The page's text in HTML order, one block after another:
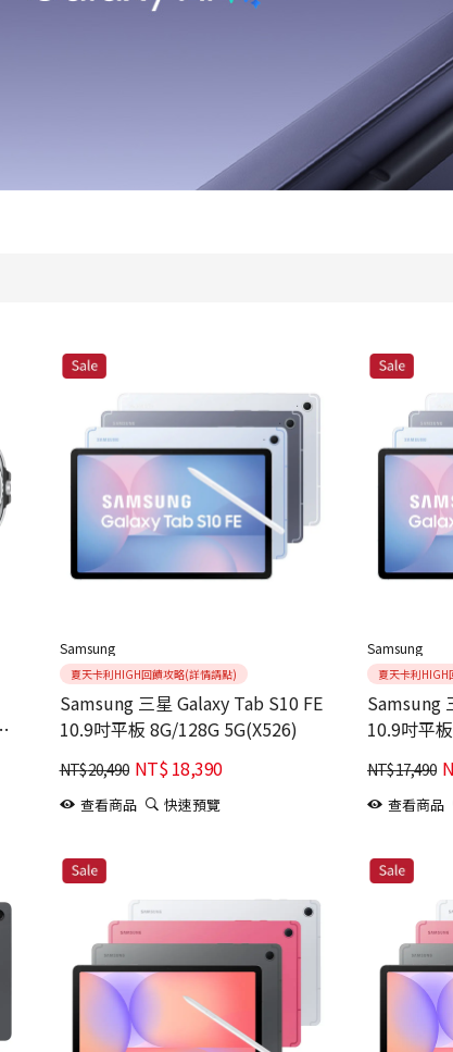
Samsung
夏天卡利HIGH回饋攻略(詳情請點)
Samsung 三星 Galaxy Tab S10 FE
10.9吋平板 8G/128G 5G(X526)
NT$20,490 NT$18,390
查看商品 快速預覽
Samsung
夏天卡利HIGH
Samsung 三星
10.9吋平
NT$17,490
查看商品